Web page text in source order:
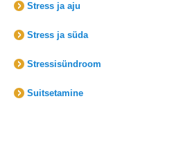
Stress ja aju
Stress ja süda
Stressisündroom
Suitsetamine